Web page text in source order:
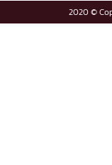
2020 ©